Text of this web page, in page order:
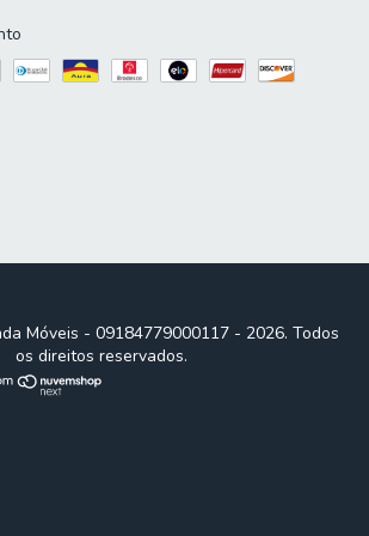
Móveis - 09184779000117 - 2026. Todos
os direitos reservados.